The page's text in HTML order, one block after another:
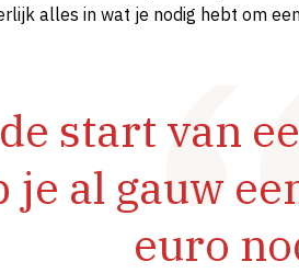
alles in wat je nodig hebt om
start van
je al gauw
euro